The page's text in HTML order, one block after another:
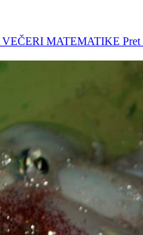
MATEMATIKE Pret